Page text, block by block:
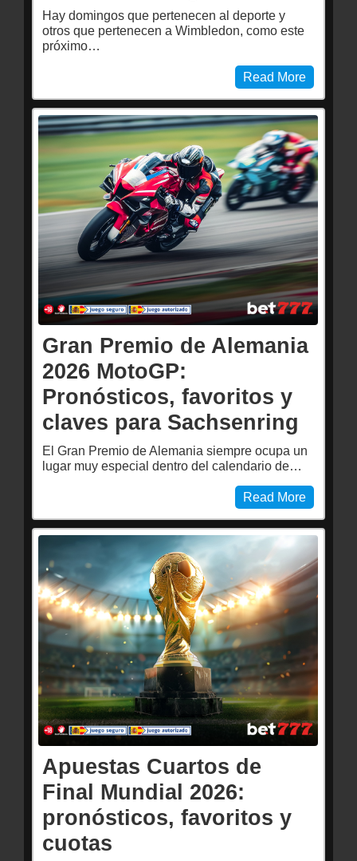
Hay domingos que pertenecen al deporte y
otros que pertenecen a Wimbledon, como este
próximo…
Read More
Gran Premio de Alemania
2026 MotoGP:
Pronósticos, favoritos y
claves para Sachsenring
El Gran Premio de Alemania siempre ocupa un
lugar muy especial dentro del calendario de…
Read More
Apuestas Cuartos de
Final Mundial 2026:
pronósticos, favoritos y
cuotas